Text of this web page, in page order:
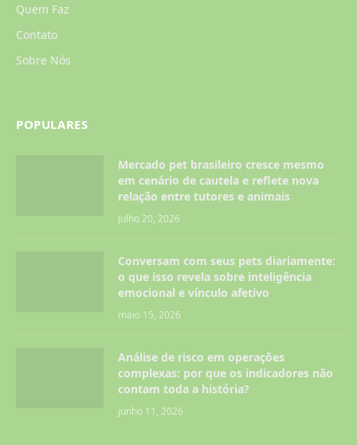
Quem Faz
Contato
Sobre Nós
POPULARES
Mercado pet brasileiro cresce mesmo
em cenário de cautela e reflete nova
relação entre tutores e animais
julho 20, 2026
Conversam com seus pets diariamente:
o que isso revela sobre inteligência
emocional e vínculo afetivo
maio 15, 2026
Análise de risco em operações
complexas: por que os indicadores não
contam toda a história?
junho 11, 2026